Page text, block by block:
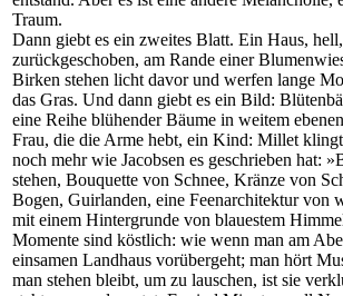
Traum.
Dann giebt es ein zweites Blatt. Ein Haus,
zurückgeschoben, am Rande einer
Birken stehen licht davor und werfen lange
das Gras. Und dann giebt es ein Bild:
eine Reihe blühender Bäume in weitem
Frau, die die Arme hebt, ein Kind: Millet klingt
noch mehr wie Jacobsen es geschrieben hat:
stehen, Bouquette von Schnee, Kränze von
Bogen, Guirlanden, eine Feenarchitektur von
mit einem Hintergrunde von blauestem
Momente sind köstlich: wie wenn man am
einsamen Landhaus vorübergeht; man hört
man stehen bleibt, um zu lauschen, ist sie